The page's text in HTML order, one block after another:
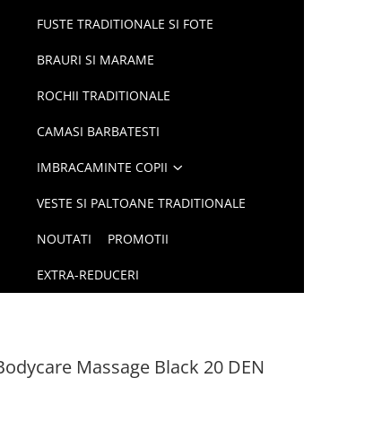
FUSTE TRADITIONALE SI FOTE
BRAURI SI MARAME
ROCHII TRADITIONALE
CAMASI BARBATESTI
IMBRACAMINTE COPII
VESTE SI PALTOANE TRADITIONALE
NOUTATI PROMOTII
EXTRA-REDUCERI
Massage Black 20 DEN